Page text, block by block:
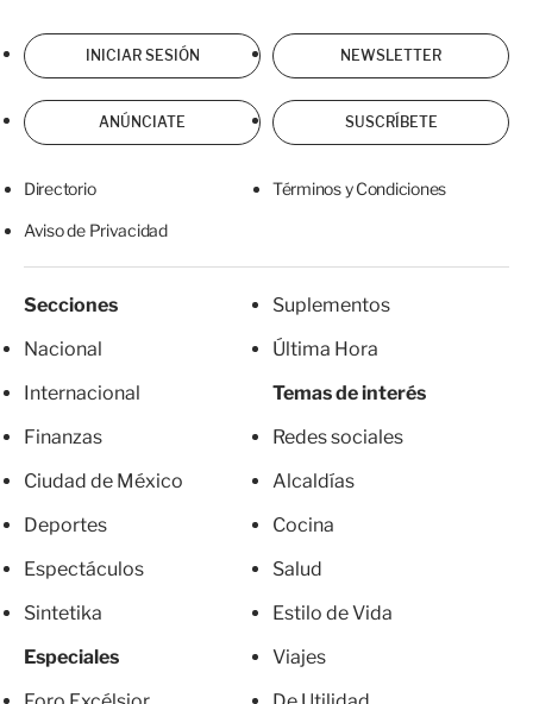
INICIAR SESIÓN NEWSLETTER
ANÚNCIATE SUSCRÍBETE
Directorio Términos y Condiciones
Aviso de Privacidad
Secciones
Nacional
Internacional
Finanzas
Ciudad de México
Deportes
Espectáculos
Sintetika
Especiales
Suplementos
Última Hora
Temas de interés
Redes sociales
Alcaldías
Cocina
Salud
Estilo de Vida
Viajes